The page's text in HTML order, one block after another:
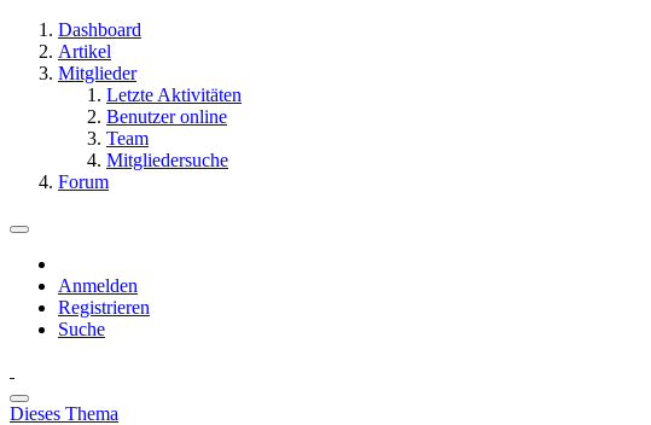
Dashboard
Artikel
Mitglieder
Letzte Aktivitäten
Benutzer online
Team
Mitgliedersuche
Forum
Anmelden
Registrieren
Suche
Dieses Thema